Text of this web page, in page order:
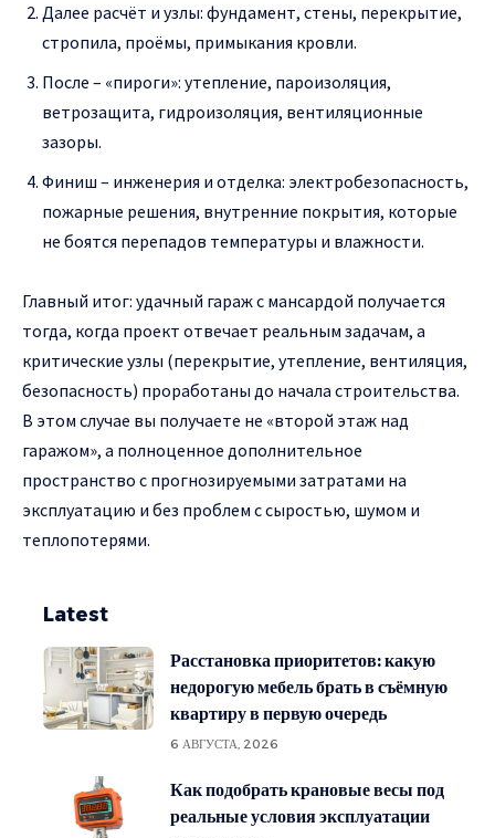
Далее расчёт и узлы: фундамент, стены, перекрытие,
стропила, проёмы, примыкания кровли.
После – «пироги»: утепление, пароизоляция,
ветрозащита, гидроизоляция, вентиляционные
зазоры.
Финиш – инженерия и отделка: электробезопасность,
пожарные решения, внутренние покрытия, которые
не боятся перепадов температуры и влажности.
Главный итог: удачный гараж с мансардой получается
тогда, когда проект отвечает реальным задачам, а
критические узлы (перекрытие, утепление, вентиляция,
безопасность) проработаны до начала строительства.
В этом случае вы получаете не «второй этаж над
гаражом», а полноценное дополнительное
пространство с прогнозируемыми затратами на
эксплуатацию и без проблем с сыростью, шумом и
теплопотерями.
Latest
Расстановка приоритетов: какую
недорогую мебель брать в съёмную
квартиру в первую очередь
6 АВГУСТА, 2026
Как подобрать крановые весы под
реальные условия эксплуатации